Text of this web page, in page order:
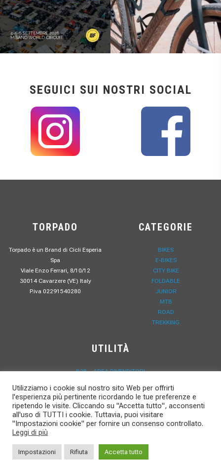
SEGUICI SUI NOSTRI SOCIAL
TORPADO
Torpado è un Brand di Cicli Esperia
Spa
Viale Enzo Ferrari, 8/10/12
30014 Cavarzere (VE) Italy
P.iva 02291540280
CATEGORIE
BIKES
E-BIKES
CITY BIKE
FOLDABLE
JUNIOR
MTB
ROAD
TREKKING
UTILITÀ
B2B – AREA RIVENDITORI
RESPONSABILITÀ SOCIALE
LAVORA CON NOI
CONTATTI
FAQ – DOMANDE FREQUENTI
NEWS
REGISTRAZIONE GARANZIA
Utilizziamo i cookie sul nostro sito Web per offrirti
l'esperienza più pertinente ricordando le tue preferenze e
ripetendo le visite. Cliccando su "Accetta tutto", acconsenti
all'uso di TUTTI i cookie. Tuttavia, puoi visitare
"Impostazioni cookie" per fornire un consenso controllato.
Leggi di più
Impostazioni Rifiuta Accetta tutto